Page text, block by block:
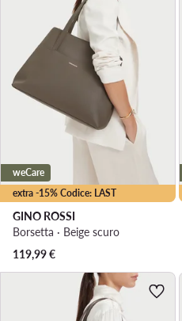
extra -15% Codice: LAST
weCare
GINO ROSSI
Borsetta · Beige scuro
119,99€